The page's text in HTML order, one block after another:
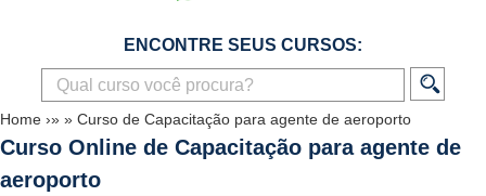
ENCONTRE SEUS CURSOS:
Home ›» » Curso de Capacitação para agente de aeroporto
Curso Online de Capacitação para agente de
aeroporto